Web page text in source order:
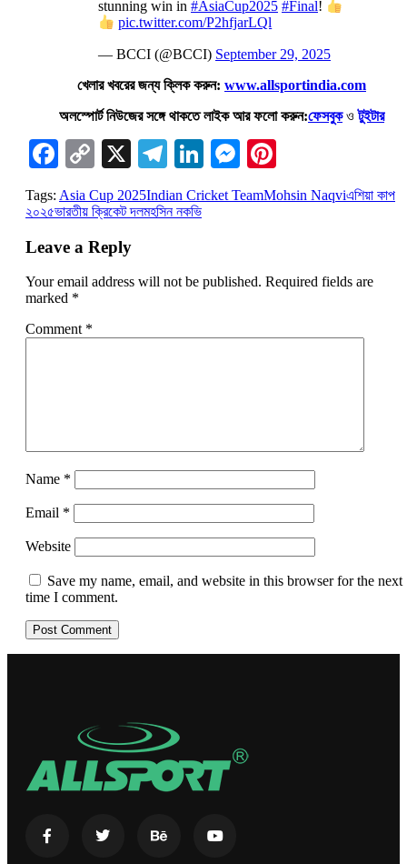
stunning win in #AsiaCup2025 #Final!
pic.twitter.com/P2hfjarLQl
— BCCI (@BCCI) September 29, 2025
খেলার খবরের জন্য ক্লিক করুন: www.allsportindia.com
অলস্পোর্ট নিউজের সঙ্গে থাকতে লাইক আর ফলো করুন:ফেসবুকওটুইটার
Facebook
Copy
Link
X Telegram
LinkedIn
Messenger
Tags: Asia Cup 2025Indian Cricket TeamMohsin Naqviএশিয়া কাপ
২০২৫ভারতীয় ক্রিকেট দলমহসিন নকভি
Leave a Reply
Your email address will not be published. Required fields are
marked *
Comment *
Name *
Email *
Website
Save my name, email, and website in this browser for the next
time I comment.